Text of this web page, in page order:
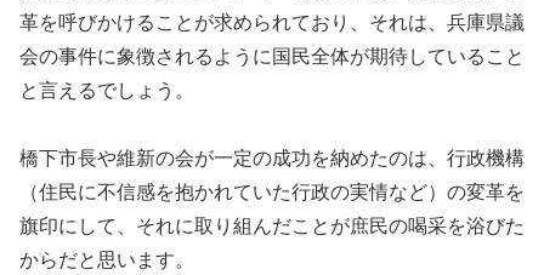
革を呼びかけることが求められており、それは、兵庫県議
会の事件に象徴されるように国民全体が期待していること
と言えるでしょう。
橋下市長や維新の会が一定の成功を納めたのは、行政機構
（住民に不信感を抱かれていた行政の実情など）の変革を
旗印にして、それに取り組んだことが庶民の喝采を浴びた
からだと思います。